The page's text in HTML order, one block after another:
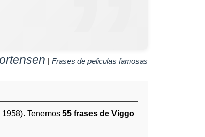
| Frases de peliculas famosas
1958). Tenemos 55 frases de Viggo